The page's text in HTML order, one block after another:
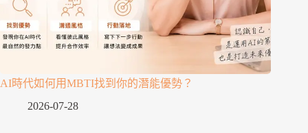
AI時代如何用MBTI找到你的潛能優勢？
2026-07-28